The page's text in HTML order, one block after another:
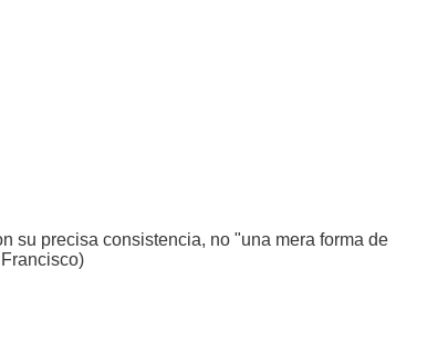
su precisa consistencia, no "una mera forma de